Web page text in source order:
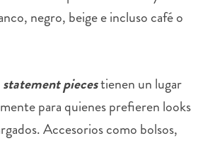
negro, beige e incluso café o
statement piecestienen un lugar
para quienes prefieren looks
Accesorios como bolsos,